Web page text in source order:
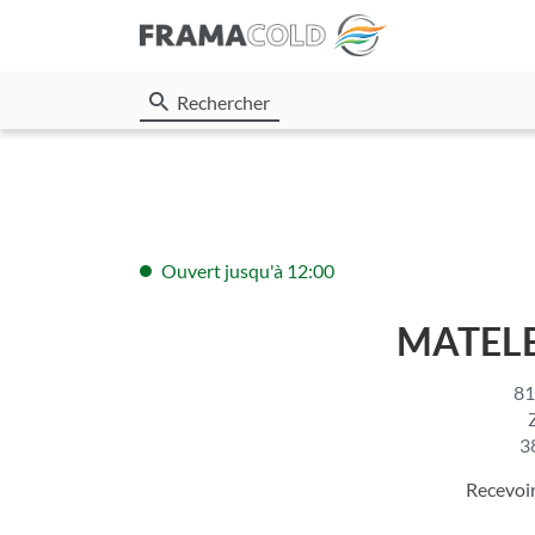
Rechercher
Ouvert jusqu'à 12:00
du